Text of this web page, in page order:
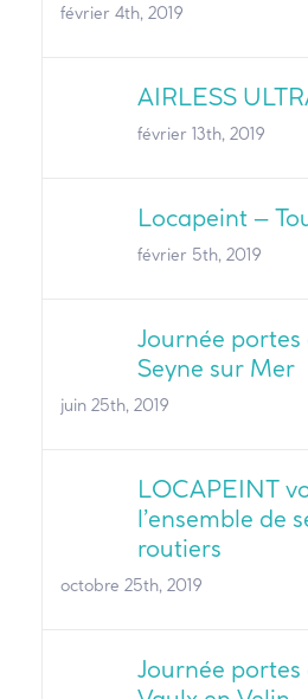
février 4th, 2019
AIRLESS
février 13th, 2019
Locapeint –
février 5th, 2019
Journée
Seyne sur Mer
juin 25th, 2019
LOCAPEINT
l’ensemble de
routiers
octobre 25th, 2019
Journée portes